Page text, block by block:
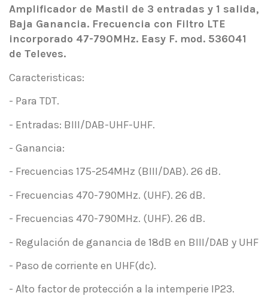
Amplificador de Mastil de 3 entradas y 1 salida,
Baja Ganancia. Frecuencia con Filtro LTE
incorporado 47-790MHz. Easy F. mod. 536041
de Televes.
Caracteristicas:
- Para TDT.
- Entradas: BIII/DAB-UHF-UHF.
- Ganancia:
- Frecuencias 175-254MHz (BIII/DAB). 26 dB.
- Frecuencias 470-790MHz. (UHF). 26 dB.
- Frecuencias 470-790MHz. (UHF). 26 dB.
- Regulación de ganancia de 18dB en BIII/DAB y UHF
- Paso de corriente en UHF(dc).
- Alto factor de protección a la intemperie IP23.